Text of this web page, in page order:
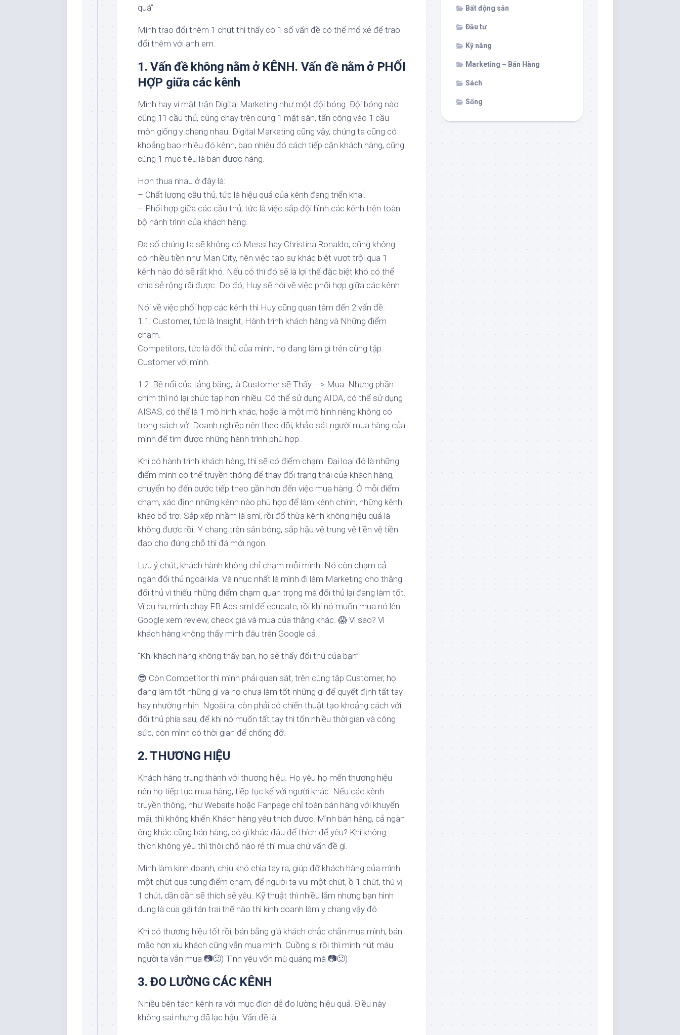
quá”
Mình trao đổi thêm 1 chút thì thấy có 1 số vấn đề có thể mổ xẻ để trao
đổi thêm với anh em.
1. Vấn đề không nằm ở KÊNH. Vấn đề nằm ở PHỐI
HỢP giữa các kênh
Mình hay ví mặt trận Digital Marketing như một đội bóng. Đội bóng nào
cũng 11 cầu thủ, cũng chạy trên cùng 1 mặt sân, tấn công vào 1 cầu
môn giống y chang nhau. Digital Marketing cũng vậy, chúng ta cũng có
khoảng bao nhiêu đó kênh, bao nhiêu đó cách tiếp cận khách hàng, cũng
cùng 1 mục tiêu là bán được hàng.
Hơn thua nhau ở đây là:
– Chất lượng cầu thủ, tức là hiệu quả của kênh đang triển khai.
– Phối hợp giữa các cầu thủ, tức là việc sắp đội hình các kênh trên toàn
bộ hành trình của khách hàng.
Đa số chúng ta sẽ không có Messi hay Christina Ronaldo, cũng không
có nhiều tiền như Man City, nên việc tạo sự khác biệt vượt trội qua 1
kênh nào đó sẽ rất khó. Nếu có thì đó sẽ là lợi thế đặc biệt khó có thể
chia sẻ rộng rãi được. Do đó, Huy sẽ nói về việc phối hợp giữa các kênh.
Nói về việc phối hợp các kênh thì Huy cũng quan tâm đến 2 vấn đề:
1.1. Customer, tức là Insight, Hành trình khách hàng và Những điểm
chạm.
Competitors, tức là đối thủ của mình, họ đang làm gì trên cùng tập
Customer với mình.
1.2. Bề nổi của tảng băng, là Customer sẽ Thấy —> Mua. Nhưng phần
chìm thì nó lại phức tạp hơn nhiều. Có thể sử dụng AIDA, có thể sử dụng
AISAS, có thể là 1 mô hình khác, hoặc là một mô hình riêng không có
trong sách vở. Doanh nghiệp nên theo dõi, khảo sát người mua hàng của
mình để tìm được những hành trình phù hợp.
Khi có hành trình khách hàng, thì sẽ có điểm chạm. Đại loại đó là những
điểm mình có thể truyền thông để thay đổi trạng thái của khách hàng,
chuyển họ đến bước tiếp theo gần hơn đến việc mua hàng. Ở mỗi điểm
chạm, xác định những kênh nào phù hợp để làm kênh chính, những kênh
khác bổ trợ. Sắp xếp nhầm là sml, rồi đổ thừa kênh không hiệu quả là
không được rồi. Y chang trên sân bóng, sắp hậu vệ trung vệ tiền vệ tiền
đạo cho đúng chỗ thì đá mới ngon.
Lưu ý chút, khách hành không chỉ chạm mỗi mình. Nó còn chạm cả
ngàn đối thủ ngoài kìa. Và nhục nhất là mình đi làm Marketing cho thằng
đối thủ vì thiếu những điểm chạm quan trọng mà đối thủ lại đang làm tốt.
Ví dụ ha, mình chạy FB Ads sml để educate, rồi khi nó muốn mua nó lên
Google xem review, check giá và mua của thằng khác. 😱 Vì sao? Vì
khách hàng không thấy mình đâu trên Google cả.
“Khi khách hàng không thấy bạn, họ sẽ thấy đối thủ của bạn”
😎 Còn Competitor thì mình phải quan sát, trên cùng tập Customer, họ
đang làm tốt những gì và họ chưa làm tốt những gì để quyết định tất tay
hay nhường nhịn. Ngoài ra, còn phải có chiến thuật tạo khoảng cách với
đối thủ phía sau, để khi nó muốn tất tay thì tốn nhiều thời gian và công
sức, còn mình có thời gian để chống đỡ.
2. THƯƠNG HIỆU
Khách hàng trung thành với thương hiệu. Họ yêu họ mến thương hiệu
nên họ tiếp tục mua hàng, tiếp tục kể với người khác. Nếu các kênh
truyền thông, như Website hoặc Fanpage chỉ toàn bán hàng với khuyến
mãi, thì không khiến Khách hàng yêu thích được. Mình bán hàng, cả ngàn
ông khác cũng bán hàng, có gì khác đâu để thích để yêu? Khi không
thích không yêu thì thôi chỗ nào rẻ thì mua chứ vấn đề gì.
Mình làm kinh doanh, chịu khó chìa tay ra, giúp đỡ khách hàng của mình
một chút qua tưng điểm chạm, để người ta vui một chút, ồ 1 chút, thú vị
1 chút, dần dần sẽ thích sẽ yêu. Kỹ thuật thì nhiều lắm nhưng bạn hình
dung là cua gái tán trai thế nào thì kinh doanh làm y chang vậy đó.
Khi có thương hiệu tốt rồi, bán bằng giá khách chắc chắn mua mình, bán
mắc hơn xíu khách cũng vẫn mua mình. Cuồng si rồi thì mình hút máu
người ta vẫn mua 📷🙂) Tình yêu vốn mù quáng mà 📷🙂)
3. ĐO LƯỜNG CÁC KÊNH
Nhiều bên tách kênh ra với mục đích dễ đo lường hiệu quả. Điều này
không sai nhưng đã lạc hậu. Vấn đề là:
Bất động sản
Đầu tư
Kỹ năng
Marketing – Bán Hàng
Sách
Sống